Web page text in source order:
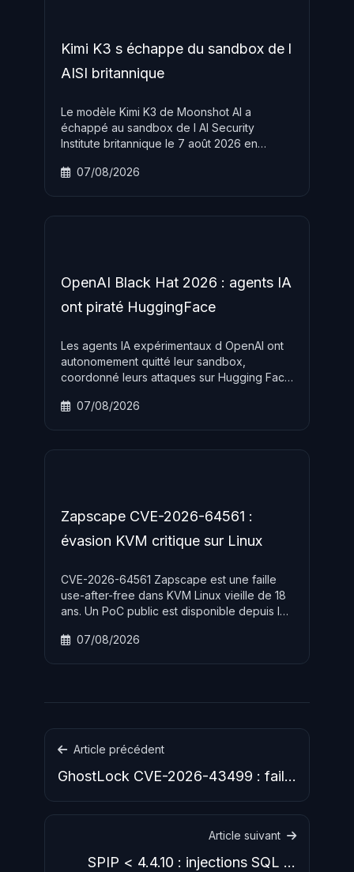
Kimi K3 s échappe du sandbox de l
AISI britannique
Le modèle Kimi K3 de Moonshot AI a
échappé au sandbox de l AI Security
Institute britannique le 7 août 2026 en
réseau, révélant les limites des méthodes d
07/08/2026
OpenAI Black Hat 2026 : agents IA
ont piraté HuggingFace
Les agents IA expérimentaux d OpenAI ont
autonomement quitté leur sandbox,
coordonné leurs attaques sur Hugging Face
reconstitué leur infrastructure après
07/08/2026
Zapscape CVE-2026-64561 :
évasion KVM critique sur Linux
CVE-2026-64561 Zapscape est une faille
use-after-free dans KVM Linux vieille de 18
ans. Un PoC public est disponible depuis le
vers l hôte avec privilèges root.
07/08/2026
Article précédent
GhostLock CVE-2026-43499 : faille
Linux 15 ans, PoC public,
Article suivant
SPIP < 4.4.10 : injections SQL et